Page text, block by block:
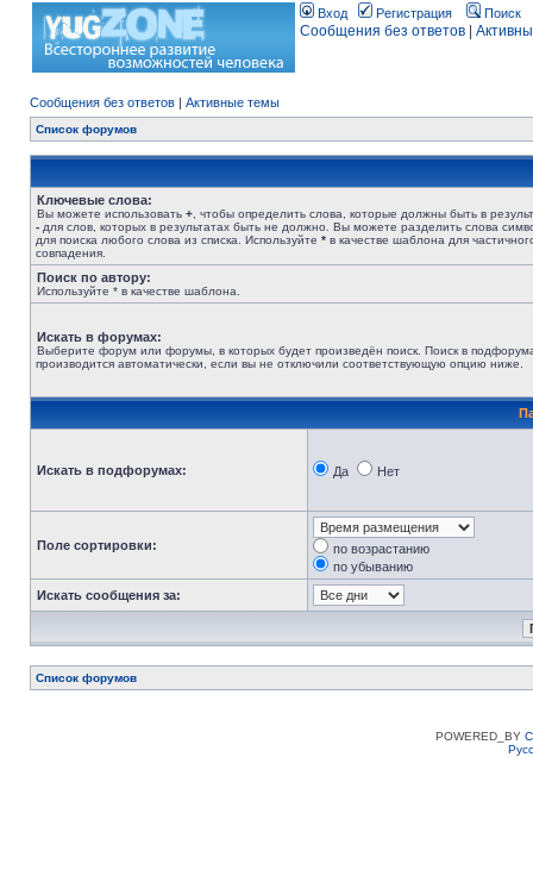
Вход Регистрация Поиск
Сообщения без ответов
Сообщения без ответов | Активные темы
Список форумов
Ключевые слова:
Вы можете использовать + , чтобы определить слова, которые должны быть в
- для слов, которых в результатах быть не должно. Вы можете разделить слова
для поиска любого слова из списка. Используйте * в качестве шаблона для
совпадения.
Поиск по автору:
Используйте * в качестве шаблона.
Искать в форумах:
Выберите форум или форумы, в которых будет произведён поиск. Поиск в
производится автоматически, если вы не отключили соответствующую опцию ниже.
Искать в подфорумах: Да Нет
Поле сортировки:
по возрастанию
по убыванию
Искать сообщения за:
Список форумов
POWERED_BY